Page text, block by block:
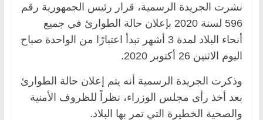
نشرت الجريدة الرسمية، قرار رئيس الجمهورية رقم
596 لسنة 2020 بإعلان حالة الطوارئ في جميع
أنحاء البلاد لمدة 3 أشهر تبدأ اعتبارًا من الواحدة صباح
اليوم الاثنين 26 أكتوبر 2020.
وذكرت الجريدة الرسمية أنه يتم إعلان حالة الطوارئ
بعد أخذ رأى مجلس الوزراء، نظراً للظروف الأمنية
والصحية الخطيرة التي تمر بها البلاد.